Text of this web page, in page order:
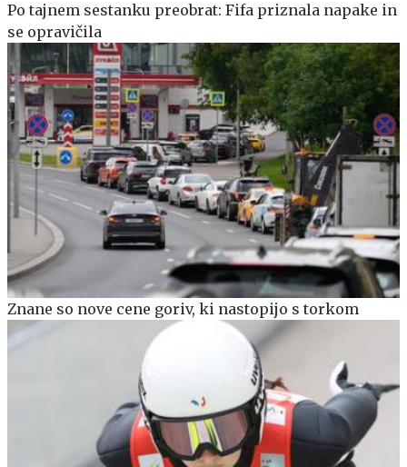
Po tajnem sestanku preobrat: Fifa priznala napake in
se opravičila
Znane so nove cene goriv, ki nastopijo s torkom